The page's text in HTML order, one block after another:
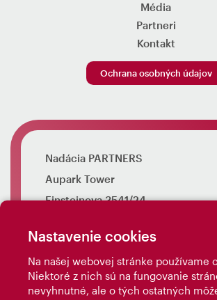
Nastavenie cookies
Na našej webovej stránke používame
Niektoré z nich sú na fungovanie
nevyhnutné, ale o tých ostatných
Média
Partneri
Kontakt
Ochrana osobných údajov
Nadácia PARTNERS
Aupark Tower
Einsteinova 3541/24
info@nadaciapartners.sk
tel.: +421 917 659 111
fax: 02/6280 2706